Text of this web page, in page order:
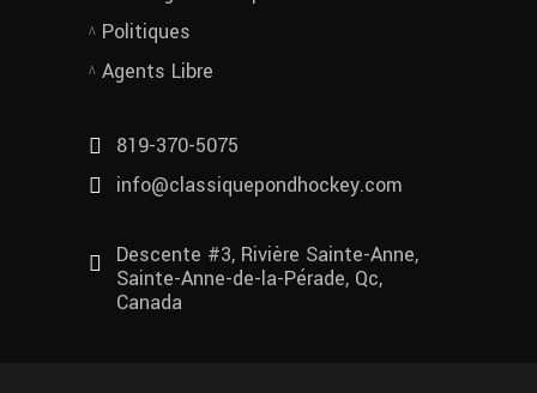
Politiques
Agents Libre
819-370-5075
info@classiquepondhockey.com
Descente #3, Rivière Sainte-Anne,
Sainte-Anne-de-la-Pérade, Qc,
Canada